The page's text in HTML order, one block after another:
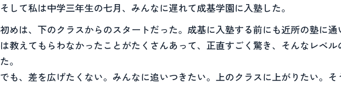
そして私は中学三年生の七月、みんなに遅れて成基学園に入塾した。
初めは、下のクラスからのスタートだった。成基に入塾する前にも近所の塾に
は教えてもらわなかったことがたくさんあって、正直すごく驚き、そんなレベ
た。
でも、差を広げたくない。みんなに追いつきたい。上のクラスに上がりたい。そ